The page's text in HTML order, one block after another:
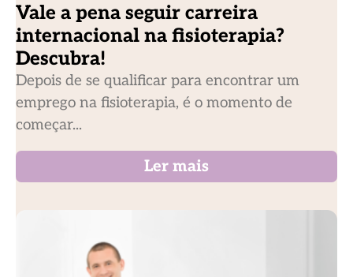
Vale a pena seguir carreira
internacional na fisioterapia?
Descubra!
Depois de se qualificar para encontrar um
emprego na fisioterapia, é o momento de
começar...
Ler mais